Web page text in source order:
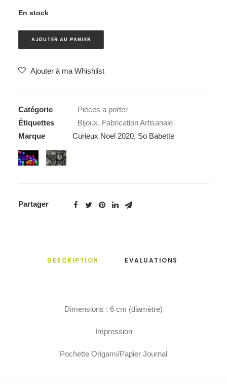
En stock
AJOUTER AU PANIER
Ajouter à ma Whishlist
Catégorie
Pièces a porter
Étiquettes
Bijoux, Fabrication Artisanale
Marque
Curieux Noel 2020, So Babette
Partager
DESCRIPTION EVALUATIONS
Dimensions : 6 cm (diamètre)
Impression
Pochette Origami/Papier Journal